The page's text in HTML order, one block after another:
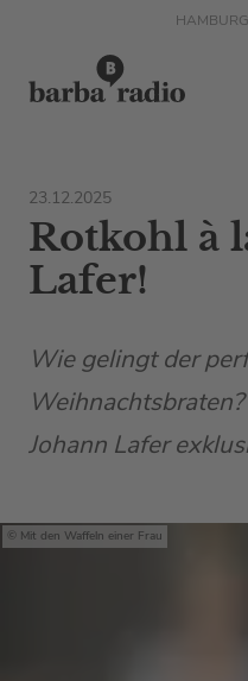
HAMBURG
23.12.2025
Rotkohl à
Lafer!
Wie gelingt der
Johann Lafer
Mit den Waffeln einer Frau